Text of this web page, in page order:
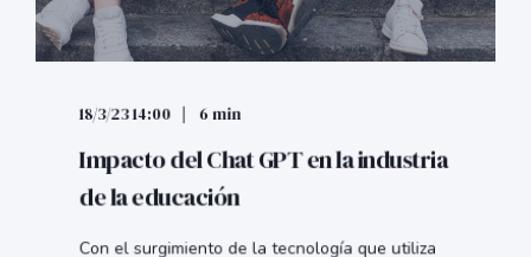
18/3/23 14:00 6 min
Impacto del Chat GPT en la industria
de la educación
Con el surgimiento de la tecnología que utiliza